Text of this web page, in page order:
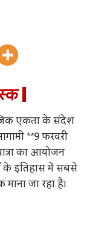
|
एकता के संदेश
**9 फरवरी
का आयोजन
के इतिहास में सबसे
जा रहा है।